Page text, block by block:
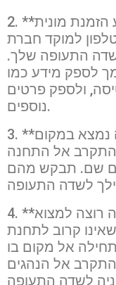
2. **שימוש בטלפון:** תוכל לקבוע הזמנת מונית
למוקד חברת
התעופה שלך.
לספק מידע כמו
ולספק פרטים
נוספים.
3. **שימוש בתחנת מוניות:** אם אתה נמצא במקום
אל התחנה
שם. תבקש מהם
4. **מסעד רחוקת תחילה:** אם אתה רוצה למצוא
קרוב לתחנת
אל מקום בו
אל הנהגים